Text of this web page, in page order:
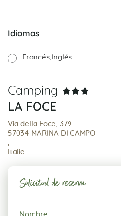
Idiomas
Francés Inglés
Camping
LA FOCE
Via della Foce, 379
57034 MARINA DI CAMPO
Italie
Solicitud de reserva
Solicitud
Nombre